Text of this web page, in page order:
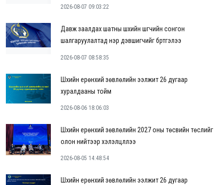
2026-08-07 09:03:22
Давж заалдах шатны шүүхийн шүүгчийн сонгон
шалгаруулалтад нэр дэвшигчийг бүртгэлээ
2026-08-07 08:58:35
Шүүхийн ерөнхий зөвлөлийн ээлжит 26 дугаар
хуралдааны тойм
2026-08-06 18:06:03
Шүүхийн ерөнхий зөвлөлийн 2027 оны төсвийн төслийг
олон нийтээр хэлэлцүүллээ
2026-08-05 14:48:54
Шүүхийн ерөнхий зөвлөлийн ээлжит 26 дугаар